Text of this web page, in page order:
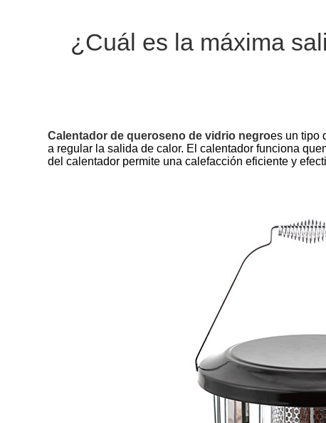
¿Cuál es la máxima
Calentador de queroseno de vidrio negroes un tipo
a regular la salida de calor. El calentador funciona
del calentador permite una calefacción eficiente y